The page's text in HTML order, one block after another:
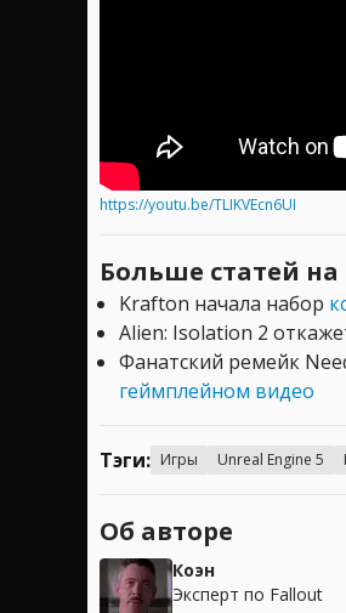
https://youtu.be/TLIKVEcn6UI
Больше статей на
Krafton начала набор
Alien: Isolation 2
Фанатский ремейк
геймплейном видео
Тэги: Игры Unreal Engine 5
Об авторе
Коэн
Эксперт по Fallout